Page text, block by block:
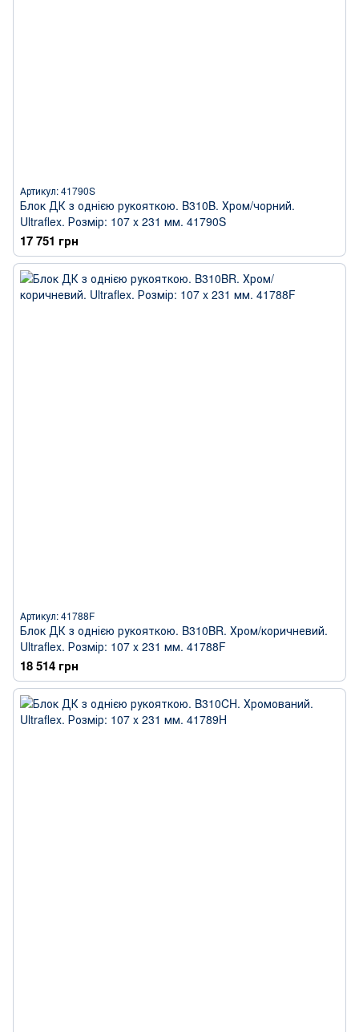
Артикул: 41790S
Блок ДК з однією рукояткою. B310B. Хром/чорний.
Ultraflex. Розмір: 107 x 231 мм. 41790S
17 751 грн
Артикул: 41788F
Блок ДК з однією рукояткою. B310BR. Хром/коричневий.
Ultraflex. Розмір: 107 x 231 мм. 41788F
18 514 грн